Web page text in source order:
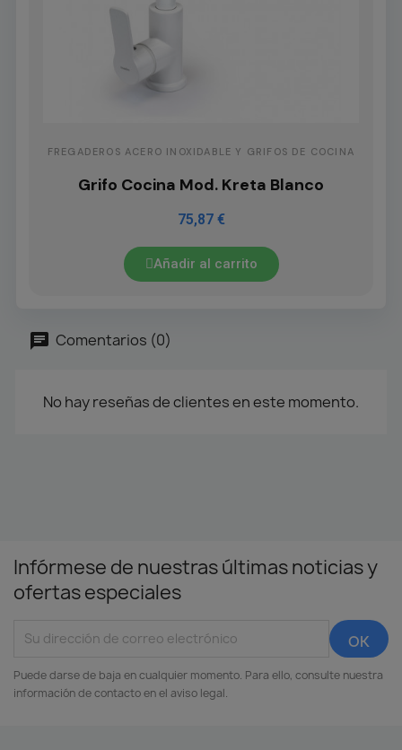
FREGADEROS ACERO INOXIDABLE Y GRIFOS DE COCINA
Grifo Cocina Mod. Kreta Blanco
75,87 €
Añadir al carrito
Comentarios (0)
No hay reseñas de clientes en este momento.
Infórmese de nuestras últimas noticias y
ofertas especiales
Puede darse de baja en cualquier momento. Para ello, consulte nuestra
información de contacto en el aviso legal.